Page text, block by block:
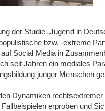
der Studie „Jugend in
bzw. -extreme
Social Media in
seit Jahren ein mediales
junger Menschen
Dynamiken
erproben und